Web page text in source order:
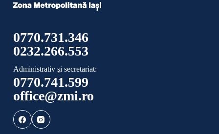
0770.731.346
0232.266.553
Administrativ şi secretariat:
0770.741.599
office@zmi.ro